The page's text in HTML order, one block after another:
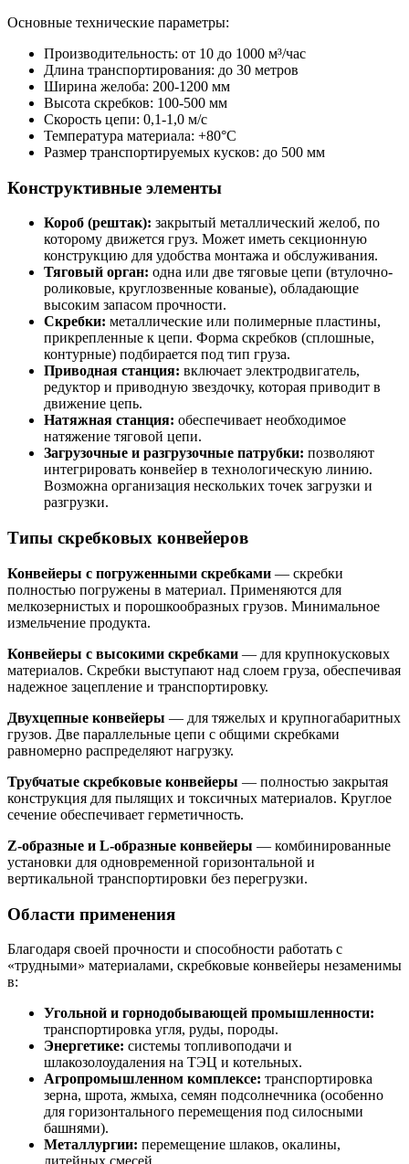
Основные технические параметры:
Производительность: от 10 до 1000 м³/час
Длина транспортирования: до 30 метров
Ширина желоба: 200-1200 мм
Высота скребков: 100-500 мм
Скорость цепи: 0,1-1,0 м/с
Температура материала: +80°С
Размер транспортируемых кусков: до 500 мм
Конструктивные элементы
Короб (рештак): закрытый металлический желоб, по
которому движется груз. Может иметь секционную
конструкцию для удобства монтажа и обслуживания.
Тяговый орган: одна или две тяговые цепи (втулочно-
роликовые, круглозвенные кованые), обладающие
высоким запасом прочности.
Скребки: металлические или полимерные пластины,
прикрепленные к цепи. Форма скребков (сплошные,
контурные) подбирается под тип груза.
Приводная станция: включает электродвигатель,
редуктор и приводную звездочку, которая приводит в
движение цепь.
Натяжная станция: обеспечивает необходимое
натяжение тяговой цепи.
Загрузочные и разгрузочные патрубки: позволяют
интегрировать конвейер в технологическую линию.
Возможна организация нескольких точек загрузки и
разгрузки.
Типы скребковых конвейеров
Конвейеры с погруженными скребками — скребки
полностью погружены в материал. Применяются для
мелкозернистых и порошкообразных грузов. Минимальное
измельчение продукта.
Конвейеры с высокими скребками — для крупнокусковых
материалов. Скребки выступают над слоем груза, обеспечивая
надежное зацепление и транспортировку.
Двухцепные конвейеры — для тяжелых и крупногабаритных
грузов. Две параллельные цепи с общими скребками
равномерно распределяют нагрузку.
Трубчатые скребковые конвейеры — полностью закрытая
конструкция для пылящих и токсичных материалов. Круглое
сечение обеспечивает герметичность.
Z-образные и L-образные конвейеры — комбинированные
установки для одновременной горизонтальной и
вертикальной транспортировки без перегрузки.
Области применения
Благодаря своей прочности и способности работать с
«трудными» материалами, скребковые конвейеры незаменимы
в:
Угольной и горнодобывающей промышленности:
транспортировка угля, руды, породы.
Энергетике: системы топливоподачи и
шлакозолоудаления на ТЭЦ и котельных.
Агропромышленном комплексе: транспортировка
зерна, шрота, жмыха, семян подсолнечника (особенно
для горизонтального перемещения под силосными
башнями).
Металлургии: перемещение шлаков, окалины,